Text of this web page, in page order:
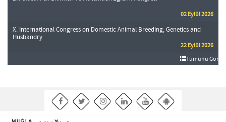
02 Eylül 2026
X. International Congress on Domestic Animal Breeding, Genetics and
Husbandry
22 Eylül 2026
Tümünü Gör